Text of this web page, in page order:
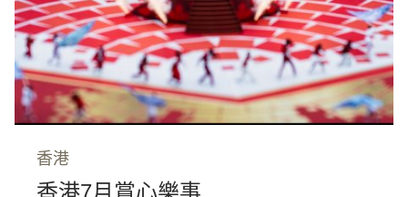
香港